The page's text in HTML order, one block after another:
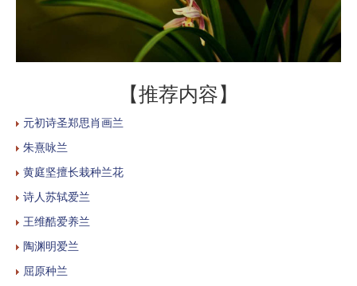
【推荐内容】
元初诗圣郑思肖画兰
朱熹咏兰
黄庭坚擅长栽种兰花
诗人苏轼爱兰
王维酷爱养兰
陶渊明爱兰
屈原种兰